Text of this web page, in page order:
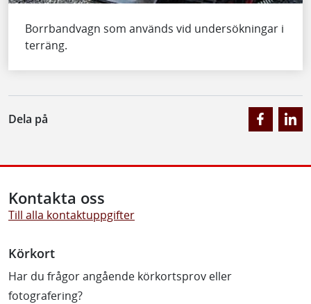
Borrbandvagn som används vid undersökningar i
terräng.
Dela på
Kontakta oss
Till alla kontaktuppgifter
Körkort
Har du frågor angående körkortsprov eller
fotografering?